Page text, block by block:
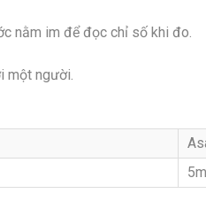
nằm im để đọc chỉ số khi đo.
một người.